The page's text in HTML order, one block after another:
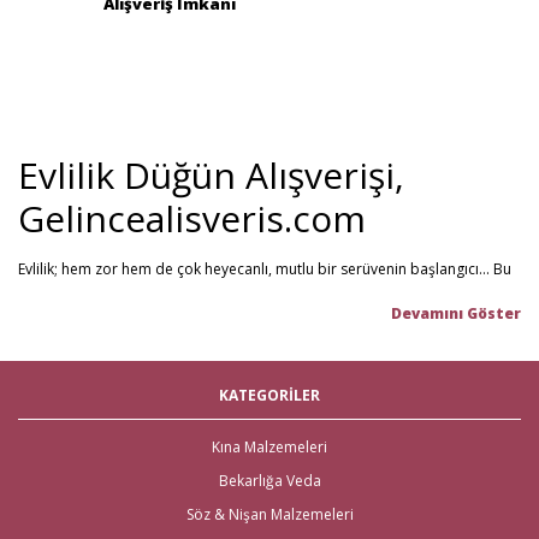
Evlilik Düğün Alışverişi,
Gelincealisveris.com
Evlilik; hem zor hem de çok heyecanlı, mutlu bir serüvenin başlangıcı... Bu
Gelince Alışveriş; 2013 senesinden beri hizmet veren ve müşteri
gelin hamamı,bekarlığa veda partisi
malzemelerigibi ürünleri tek bir mağaza üzerinden en iyi fiyat ile satın
alabilirsiniz. Bu stresli süreçte mağaza mağaza dolaşmak yerine, Gelince
malzemelerini en hızlı teslimat ile en iyi fiyat ve kaliteli ürün seçenekleri ile
KATEGORİLER
Kına Malzemeleri
Bekarlığa Veda
Söz & Nişan Malzemeleri